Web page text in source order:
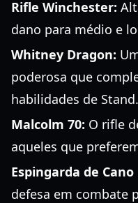
Rifle Winchester:
dano para médio e
Whitney Dragon:
poderosa que
habilidades de Stand.
Malcolm 70: O rifle
aqueles que
Espingarda de Cano
defesa em combate